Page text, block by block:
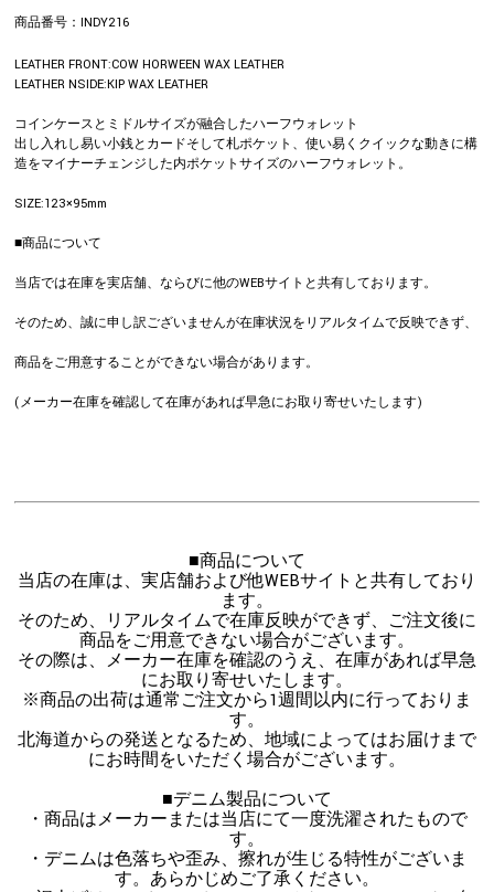
商品番号：INDY216
LEATHER FRONT:COW HORWEEN WAX LEATHER
LEATHER NSIDE:KIP WAX LEATHER
コインケースとミドルサイズが融合したハーフウォレット
出し入れし易い小銭とカードそして札ポケット、使い易くクイックな動きに構
造をマイナーチェンジした内ポケットサイズのハーフウォレット。
SIZE:123×95mm
■商品について
当店では在庫を実店舗、ならびに他のWEBサイトと共有しております。
そのため、誠に申し訳ございませんが在庫状況をリアルタイムで反映できず、
商品をご用意することができない場合があります。
(メーカー在庫を確認して在庫があれば早急にお取り寄せいたします)
■商品について
当店の在庫は、実店舗および他WEBサイトと共有しており
ます。
そのため、リアルタイムで在庫反映ができず、ご注文後に
商品をご用意できない場合がございます。
その際は、メーカー在庫を確認のうえ、在庫があれば早急
にお取り寄せいたします。
※商品の出荷は通常ご注文から1週間以内に行っておりま
す。
北海道からの発送となるため、地域によってはお届けまで
にお時間をいただく場合がございます。
■デニム製品について
・商品はメーカーまたは当店にて一度洗濯されたもので
す。
・デニムは色落ちや歪み、擦れが生じる特性がございま
す。あらかじめご了承ください。